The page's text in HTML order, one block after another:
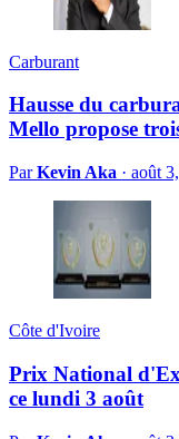
Carburant
Hausse du
Mello propose
ParKevin Aka · août
Côte d'Ivoire
Prix National
ce lundi 3 août